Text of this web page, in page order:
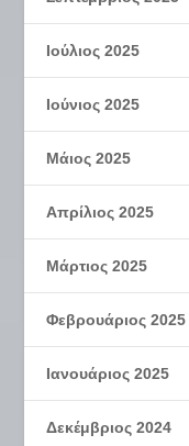
Ιούλιος 2025
Ιούνιος 2025
Μάιος 2025
Απρίλιος 2025
Μάρτιος 2025
Φεβρουάριος 2025
Ιανουάριος 2025
Δεκέμβριος 2024